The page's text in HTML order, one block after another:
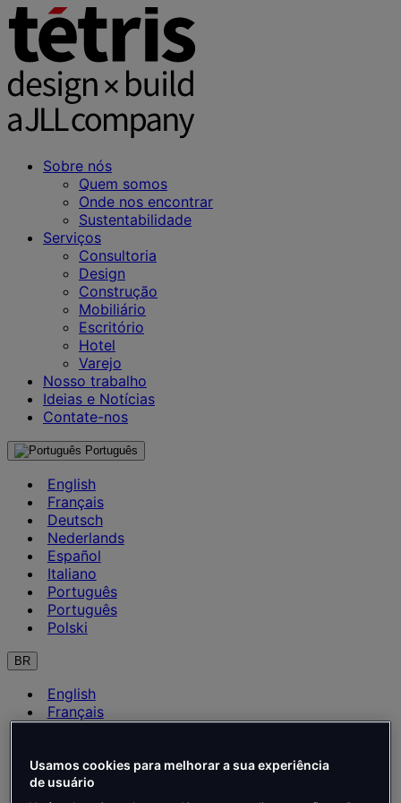
Sobre nós
Quem somos
Onde nos encontrar
Sustentabilidade
Serviços
Consultoria
Design
Construção
Mobiliário
Escritório
Hotel
Varejo
Nosso trabalho
Ideias e Notícias
Contate-nos
Português
English
Français
Deutsch
Nederlands
Español
Italiano
Português
Português
Polski
BR
English
Français
Español
Italiano
Usamos cookies para melhorar a sua experiência
de usuário